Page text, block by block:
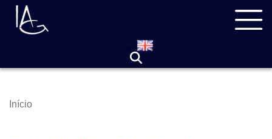
Pular
para
Trilha
Início